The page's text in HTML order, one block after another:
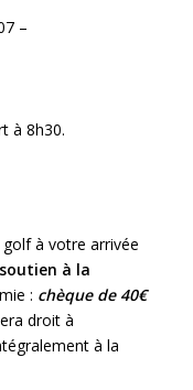
–
à 8h30.
à votre arrivée
soutien à la
: chèque de 40€
droit à
à la